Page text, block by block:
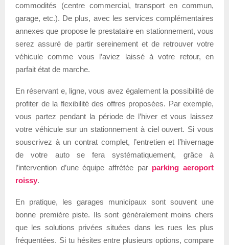
commodités (centre commercial, transport en commun,
garage, etc.). De plus, avec les services complémentaires
annexes que propose le prestataire en stationnement, vous
serez assuré de partir sereinement et de retrouver votre
véhicule comme vous l’aviez laissé à votre retour, en
parfait état de marche.
En réservant e, ligne, vous avez également la possibilité de
profiter de la flexibilité des offres proposées. Par exemple,
vous partez pendant la période de l’hiver et vous laissez
votre véhicule sur un stationnement à ciel ouvert. Si vous
souscrivez à un contrat complet, l’entretien et l’hivernage
de votre auto se fera systématiquement, grâce à
l’intervention d’une équipe affrétée par parking aeroport
roissy.
En pratique, les garages municipaux sont souvent une
bonne première piste. Ils sont généralement moins chers
que les solutions privées situées dans les rues les plus
fréquentées. Si tu hésites entre plusieurs options, compare